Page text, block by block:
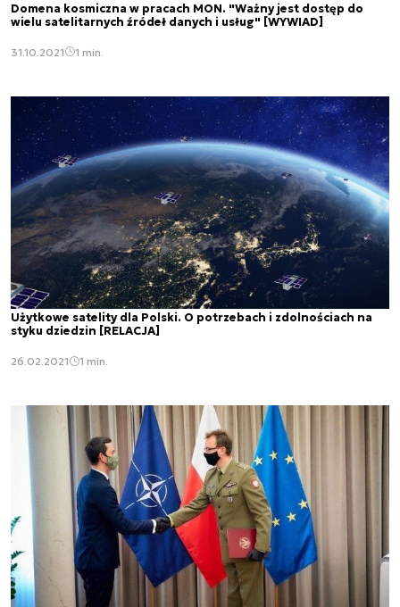
Domena kosmiczna w pracach MON. "Ważny jest dostęp do
wielu satelitarnych źródeł danych i usług" [WYWIAD]
31.10.2021 1 min.
Użytkowe satelity dla Polski. O potrzebach i zdolnościach na
styku dziedzin [RELACJA]
26.02.2021 1 min.